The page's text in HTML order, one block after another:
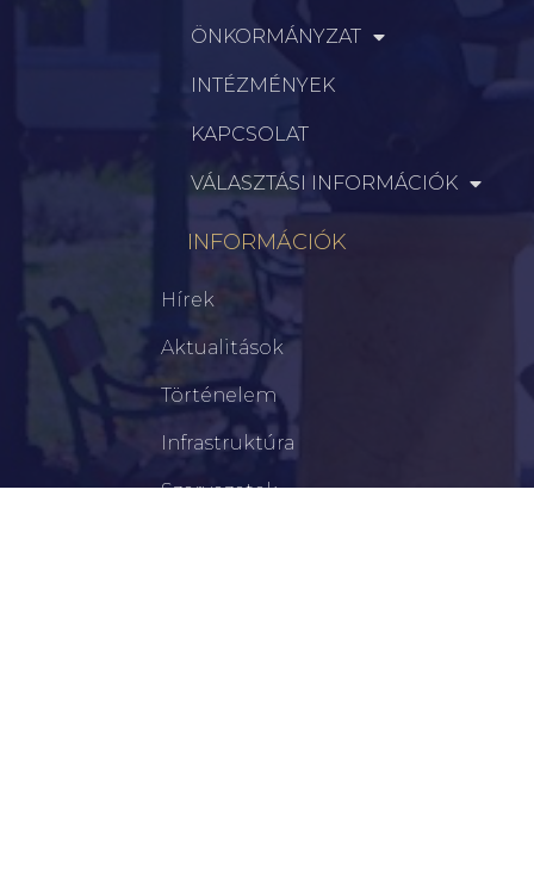
ÖNKORMÁNYZAT
INTÉZMÉNYEK
KAPCSOLAT
VÁLASZTÁSI INFORMÁCIÓK
INFORMÁCIÓK
Hírek
Aktualitások
Történelem
Infrastruktúra
Szervezetek